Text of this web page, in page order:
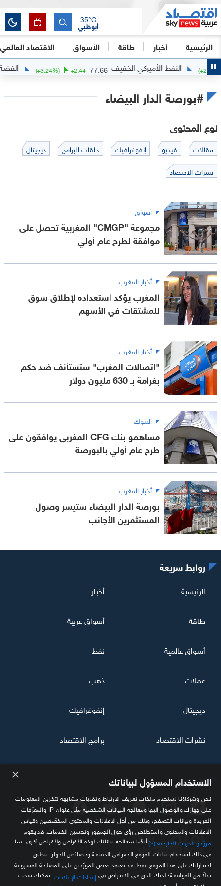
الرئيسية أخبار طاقة الأسواق الاقتصاد العالمي
أبوظبي
35°C
( النفط الأميركي الخفيف 77.66
+2.44
(+3.24%) الفضة
#بورصة الدار البيضاء
نوع المحتوى
مقالات فيديو إنفوغرافيك حلقات البرامج
ديجيتال
نشرات الاقتصاد
أسواق
مجموعة "CMGP" المغربية تحصل على
موافقة لطرح عام أولي
أخبار المغرب
المغرب يؤكد استعداده لإطلاق سوق
للمشتقات في الأسهم
أخبار المغرب
"اتصالات المغرب" ستستأنف ضد حكم
بغرامة بـ 630 مليون دولار
البنوك
مساهمو بنك CFG المغربي يوافقون على
طرح عام أولي بالبورصة
أخبار المغرب
بورصة الدار البيضاء ستيسر وصول
المستثمرين الأجانب
تابعنا
مصدرك الموثوق للمعلومة الاقتصادية
روابط سريعة
الرئيسية أخبار
طاقة أسواق عربية
أسواق عالمية نفط
عملات ذهب
ديجيتال إنفوغرافيك
نشرات الاقتصاد برامج الاقتصاد
× الاستخدام المسؤول لبياناتك
نحن وشركاؤنا نستخدم ملفات تعريف الارتباط وتقنيات مشابهة لتخزين المعلومات
على جهازك والوصول إليها ومعالجة البيانات الشخصية مثل عنوان IP والمعرّفات
الفريدة وبيانات التصفح، وذلك من أجل الإعلانات والمحتوى المخصّصين وقياس
الإعلانات والمحتوى واستخلاص رؤى حول الجمهور وتحسين الخدمات. قد يقوم
مزوّدو الجهات الخارجية (2)
أيضًا بمعالجة بياناتك لهذه الأغراض ولأغراض أخرى، بما
في ذلك استخدام بيانات الموقع الجغرافي الدقيقة وخصائص الجهاز. تنطبق
اختياراتك على هذا الموقع فقط. قد يعتمد بعض المورّدين على المصلحة المشروعة
بدلاً من الموافقة؛ لديك الحق في الاعتراض في إعدادات الإعلانات . يمكنك سحب